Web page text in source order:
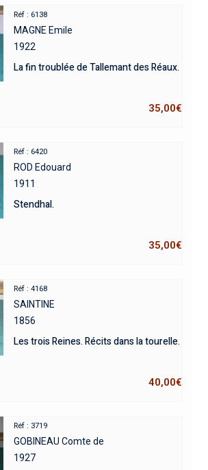
Réf : 6138
MAGNE Emile
1922
La fin troublée de Tallemant des Réaux.
35,00€
Réf : 6420
ROD Edouard
1911
Stendhal.
35,00€
Réf : 4168
SAINTINE
1856
Les trois Reines. Récits dans la tourelle.
40,00€
Réf : 3719
GOBINEAU Comte de
1927